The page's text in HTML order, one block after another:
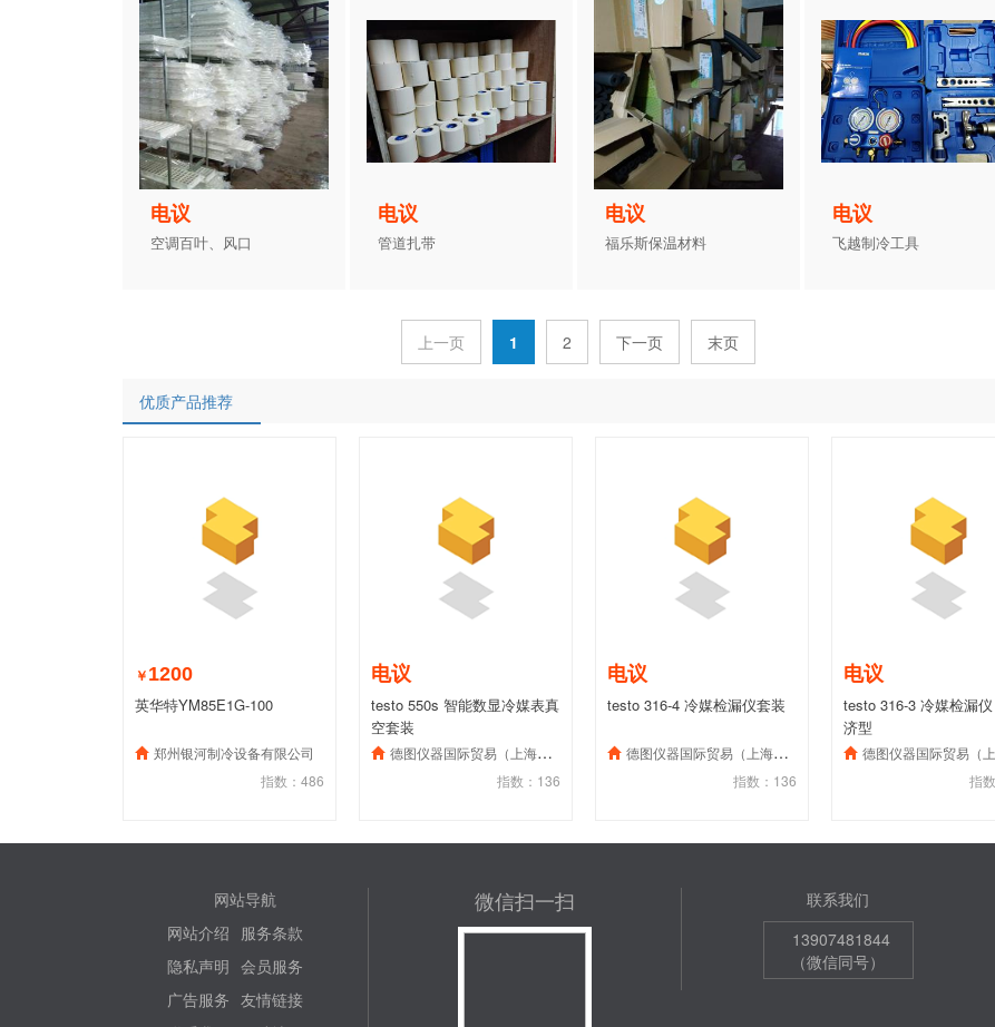
电议
空调百叶、风口
电议
管道扎带
电议
福乐斯保温材料
电议
飞越制冷工具
上一页 1 2 下一页 末页
优质产品推荐
￥ 1200
英华特YM85E1G-100
郑州银河制冷设备有限公司
指数：486
电议
testo 550s 智能数显冷媒表真
空套装
德图仪器国际贸易（上海）有限公司
指数：136
电议
testo 316-4 冷媒检漏仪套装
德图仪器国际贸易（上海）有限公司
指数：136
电议
testo 316-3 冷媒检漏
济型
德图仪器国际贸易（上海）有限
指
网站导航
网站介绍 服务条款
隐私声明 会员服务
广告服务 友情链接
微信扫一扫
联系我们
13907481844
（微信同号）